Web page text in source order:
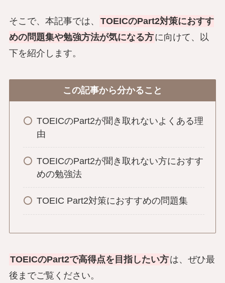
そこで、本記事では、
TOEICのPart2対策におすす
めの問題集や勉強方法が気になる方に向けて、以
下を紹介します。
この記事から分かること
TOEICのPart2が聞き取れないよくある理
由
TOEICのPart2が聞き取れない方におすす
めの勉強法
TOEIC Part2対策におすすめの問題集
TOEICのPart2で高得点を目指したい方は、ぜひ最
後までご覧ください。